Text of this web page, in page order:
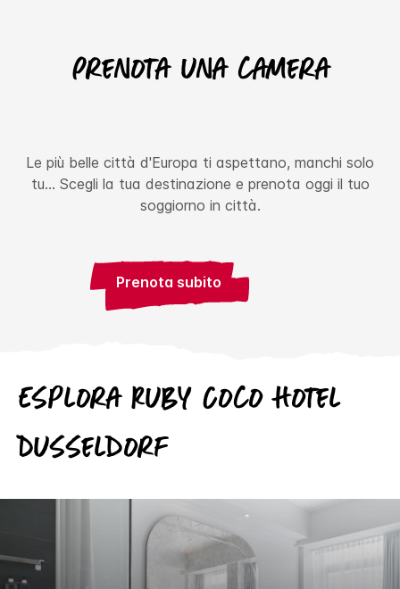
Prenota una camera
Le più belle città d'Europa ti aspettano, manchi solo
tu… Scegli la tua destinazione e prenota oggi il tuo
soggiorno in città.
Prenota subito
Esplora Ruby Coco Hotel
Dusseldorf